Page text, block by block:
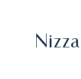
Nizza